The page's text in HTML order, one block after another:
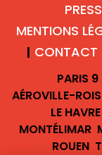
MENTIONS
| CONTACT
PARIS 9
AÉROVILLE-
LE HAVRE
MONTÉLIMAR
ROUEN